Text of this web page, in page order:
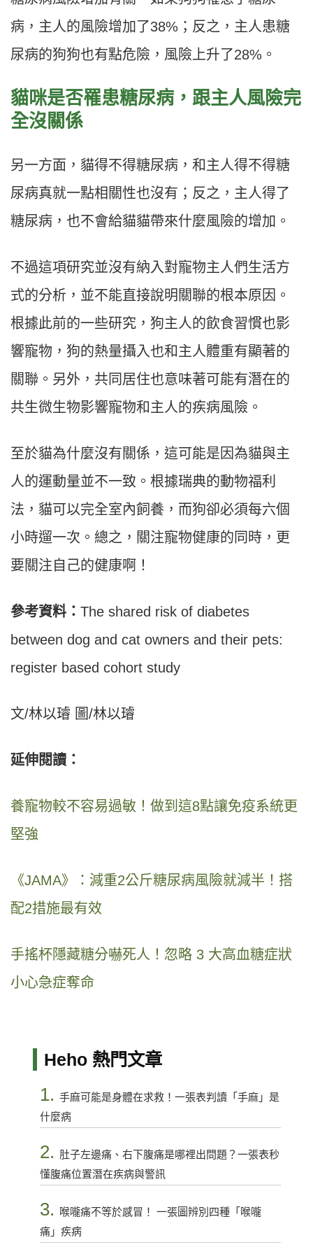
病，主人的風險增加了38%；反之，主人患糖
尿病的狗狗也有點危險，風險上升了28%。
貓咪是否罹患糖尿病，跟主人風險完
全沒關係
另一方面，貓得不得糖尿病，和主人得不得糖
尿病真就一點相關性也沒有；反之，主人得了
糖尿病，也不會給貓貓帶來什麼風險的增加。
不過這項研究並沒有納入對寵物主人們生活方
式的分析，並不能直接說明關聯的根本原因。
根據此前的一些研究，狗主人的飲食習慣也影
響寵物，狗的熱量攝入也和主人體重有顯著的
關聯。另外，共同居住也意味著可能有潛在的
共生微生物影響寵物和主人的疾病風險。
至於貓為什麼沒有關係，這可能是因為貓與主
人的運動量並不一致。根據瑞典的動物福利
法，貓可以完全室內飼養，而狗卻必須每六個
小時遛一次。總之，關注寵物健康的同時，更
要關注自己的健康啊！
參考資料： The shared risk of diabetes
between dog and cat owners and their pets:
register based cohort study
文/林以璿 圖/林以璿
延伸閱讀：
養寵物較不容易過敏！做到這8點讓免疫系統更
堅強
《JAMA》：減重2公斤糖尿病風險就減半！搭
配2措施最有效
手搖杯隱藏糖分嚇死人！忽略 3 大高血糖症狀
小心急症奪命
Heho 熱門文章
1. 手麻可能是身體在求救！一張表判讀「手麻」是
什麼病
2. 肚子左邊痛、右下腹痛是哪裡出問題？一張表秒
懂腹痛位置潛在疾病與警訊
3.
喉嚨痛不等於感冒！ 一張圖辨別四種「喉嚨
痛」疾病